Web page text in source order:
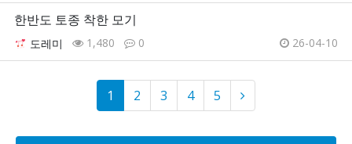
한반도 토종 착한 모기
도레미 1,480 0 26-04-10
1 2 3 4 5